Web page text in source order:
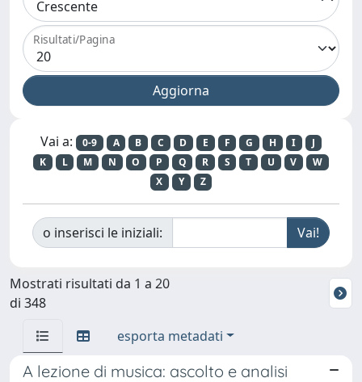
Risultati/Pagina
Vai a: 0-9 A B C D E F G H I
J
K
L M N O P Q R S T U V
W
X
Y Z
o inserisci le iniziali:
Mostrati risultati da 1 a 20
di 348
esporta metadati
A lezione di musica: ascolto e analisi